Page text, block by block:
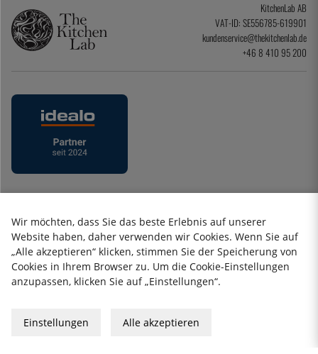
KitchenLab AB
VAT-ID: SE556785-619901
kundenservice@thekitchenlab.de
+46 8 410 95 200
Impressum
Allgemeine Geschäftsbedingungen
Geschenkkarte
Wir möchten, dass Sie das beste Erlebnis auf unserer
Website haben, daher verwenden wir Cookies. Wenn Sie auf
„Alle akzeptieren“ klicken, stimmen Sie der Speicherung von
Cookies in Ihrem Browser zu. Um die Cookie-Einstellungen
anzupassen, klicken Sie auf „Einstellungen“.
Einstellungen Alle akzeptieren